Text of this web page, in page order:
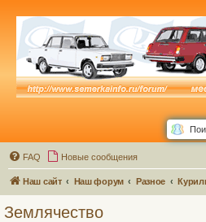
FAQ Новые сообщения
Наш сайт Наш форум Разное
Землячество